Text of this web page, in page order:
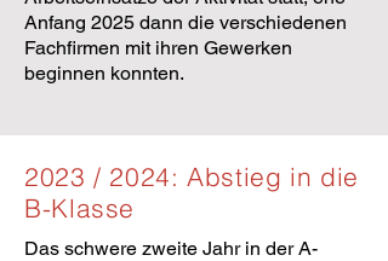
Anfang 2025 dann die verschiedenen
Fachfirmen mit ihren Gewerken
beginnen konnten.
2023 / 2024: Abstieg in die
B-Klasse
Das schwere zweite Jahr in der A-